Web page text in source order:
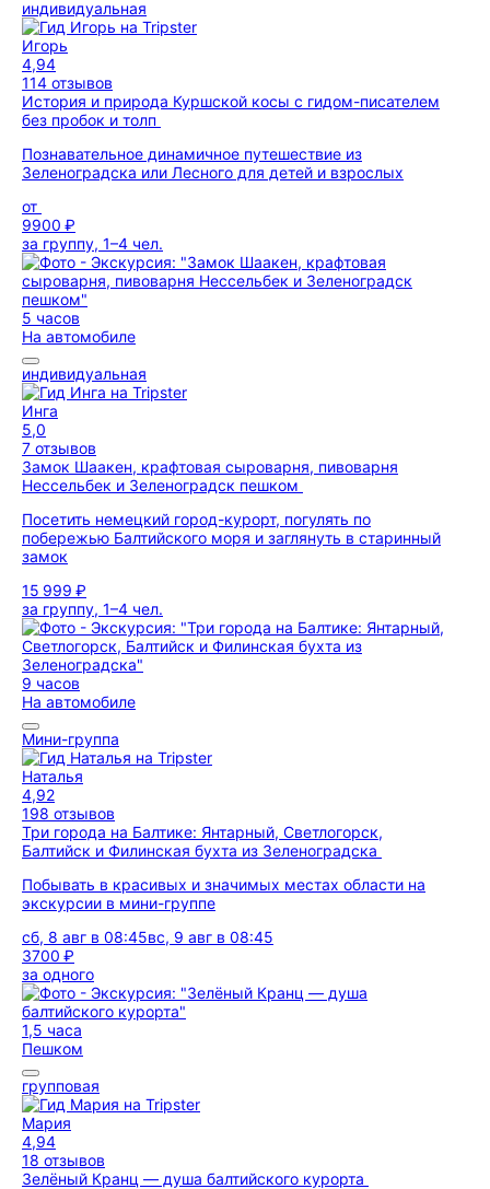
индивидуальная
Игорь
4,94
114 отзывов
История и природа Куршской косы с гидом-писателем
без пробок и толп
Познавательное динамичное путешествие из
Зеленоградска или Лесного для детей и взрослых
от
9900 ₽
за группу, 1–4 чел.
5 часов
На автомобиле
индивидуальная
Инга
5,0
7 отзывов
Замок Шаакен, крафтовая сыроварня, пивоварня
Нессельбек и Зеленоградск пешком
Посетить немецкий город-курорт, погулять по
побережью Балтийского моря и заглянуть в старинный
замок
15 999 ₽
за группу, 1–4 чел.
9 часов
На автомобиле
Мини-группа
Наталья
4,92
198 отзывов
Три города на Балтике: Янтарный, Светлогорск,
Балтийск и Филинская бухта из Зеленоградска
Побывать в красивых и значимых местах области на
экскурсии в мини-группе
сб, 8 авг в 08:45вс, 9 авг в 08:45
3700 ₽
за одного
1,5 часа
Пешком
групповая
Мария
4,94
18 отзывов
Зелёный Кранц — душа балтийского курорта